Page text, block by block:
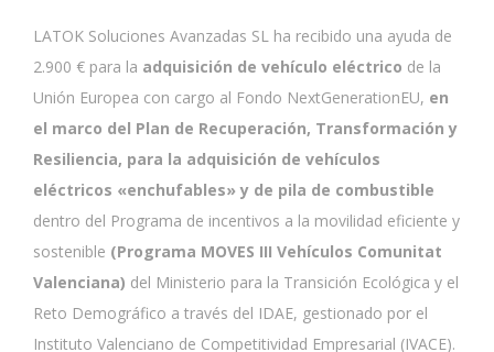
LATOK Soluciones Avanzadas SL ha recibido una ayuda de
2.900 € para la adquisición de vehículo eléctrico de la
Unión Europea con cargo al Fondo NextGenerationEU, en
el marco del Plan de Recuperación, Transformación y
Resiliencia, para la adquisición de vehículos
eléctricos «enchufables» y de pila de combustible
dentro del Programa de incentivos a la movilidad eficiente y
sostenible (Programa MOVES III Vehículos Comunitat
Valenciana) del Ministerio para la Transición Ecológica y el
Reto Demográfico a través del IDAE, gestionado por el
Instituto Valenciano de Competitividad Empresarial (IVACE).